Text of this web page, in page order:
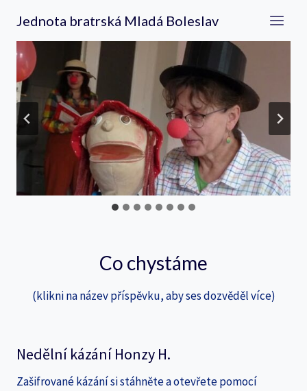
obsah
Jednota bratrská Mladá Boleslav
Co chystáme
(klikni na název příspěvku, aby ses dozvěděl více)
Nedělní kázání Honzy H.
Zašifrované kázání si stáhněte a otevřete pomocí